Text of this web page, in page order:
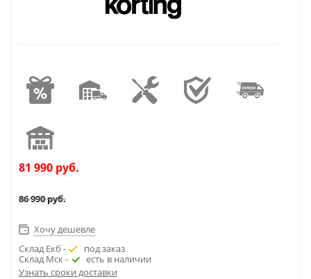
81 990 руб.
86 990руб.
Хочу дешевле
Склад Екб -
под заказ
Склад Мск -
есть в наличии
Узнать сроки доставки